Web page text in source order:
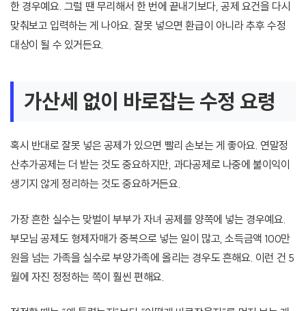
한 경우예요. 그럴 땐 무리해서 한 번에 끝내기보다, 공제 요건을 다시
맞춰보고 입력하는 게 나아요. 잘못 넣으면 환급이 아니라 추후 수정
대상이 될 수 있거든요.
가산세 없이 바로잡는 수정 요령
혹시 반대로 잘못 넣은 공제가 있으면 빨리 손보는 게 좋아요. 연말정
산추가공제는 더 받는 것도 중요하지만, 과다공제로 나중에 불이익이
생기지 않게 정리하는 것도 중요하거든요.
가장 흔한 실수는 맞벌이 부부가 자녀 공제를 양쪽에 넣는 경우예요.
부모님 공제도 형제자매가 중복으로 넣는 일이 많고, 소득금액 100만
원을 넘는 가족을 실수로 부양가족에 올리는 경우도 흔해요. 이런 건 5
월에 자진 정정하는 쪽이 훨씬 편해요.